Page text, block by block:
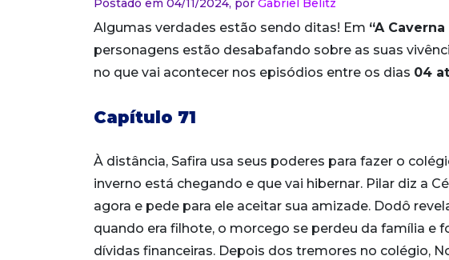
Postado em 04/11/2024, por Gabriel Belitz
Algumas verdades estão sendo ditas! Em “A
personagens estão desabafando sobre as suas
no que vai acontecer nos episódios entre os dias 04
Capítulo 71
À distância, Safira usa seus poderes para fazer o
inverno está chegando e que vai hibernar. Pilar diz a
agora e pede para ele aceitar sua amizade. Dodô
quando era filhote, o morcego se perdeu da família e
dívidas financeiras. Depois dos tremores no colégio,